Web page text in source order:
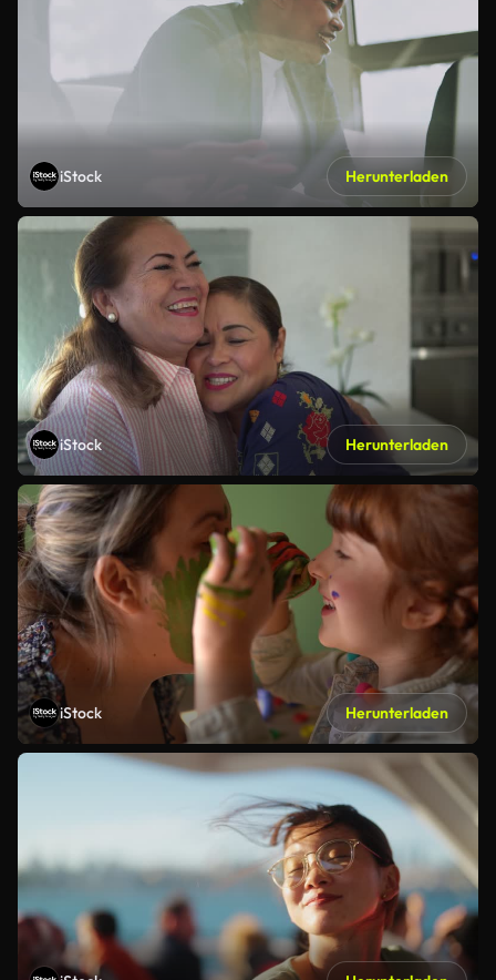
iStock Herunterladen
iStock Herunterladen
iStock Herunterladen